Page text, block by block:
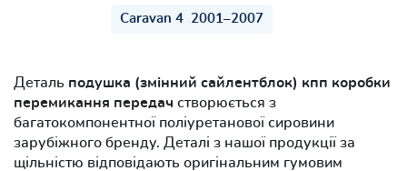
Caravan 4 2001–2007
Деталь подушка (змінний сайлентблок) кпп коробки
перемикання передач створюється з
багатокомпонентної поліуретанової сировини
зарубіжного бренду. Деталі з нашої продукції за
щільністю відповідають оригінальним гумовим